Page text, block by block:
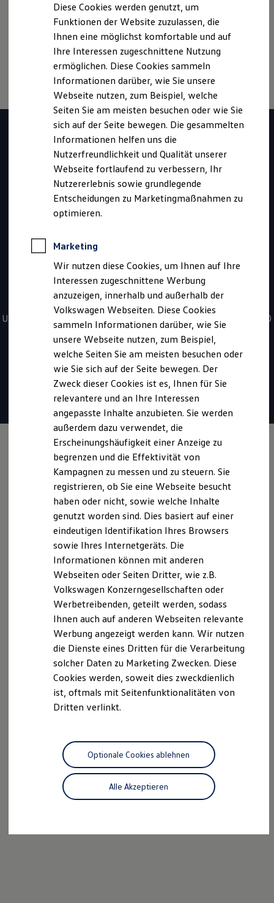
Für Privatkunden
Für Gewerbekunden
Leasing
Für Privatkunden
Für Gewerbekunden
Versicherungen & Garantien
Garantien
Kfz-Versicherung für Nutzfahrzeuge
Restschuldversicherung
Wartungsverträge
Besitzer & Service
Reparatur & Service
Sommer-Special
Reparatur, Pflege & Inspektion
Servicetermin anfragen
Service-Vorteile bei Volkswagen Nutzfahrzeuge
ServicePlus
Economy Service
Räder & Reifen Service
Ersatzfahrzeuge
Software, Konnektivität & Apps
California App
VW Connect für Ihren ID. Buzz
VW Connect für Ihren Transporter/Caravelle
VW Connect für Ihren Amarok
VW Connect für andere Modelle
Connect Pro
Fleet Interface Data
Multistop Pathfinder
Übersicht Software Updates
Hilfreiches für Besitzer
Fahrerassistenz- und Sicherheitssysteme
Kontrollleuchten
Kurzfahrprofile und Ölverdünnung
XTL-Dieselkraftstoff
Ersatzteile und Betriebsflüssigkeiten
Original Zubehör und Lifestyle Produkte
myVolkswagen
myVolkswagen Business
Elektrisch & Autonom
Elektro - & Hybridfahrzeuge
Unser Ansatz
Klimafreundlicher Strom
Reichweite & Ladelösungen
Reichweitensimulator
Ladezeitensimulator
Ladelösungen für Privatkunden
Ladelösungen für Gewerbekunden
Wallbox und Ladekabel
Förderung & Kosten der Elektrofahrzeuge
Fördermöglichkeiten für Privatkunden
Fördermöglichkeiten für Gewerbekunden
Autonomes Fahren
Mehr zum ID. Buzz
Online Beratung
California Club
California Magazin & Ratgeber
Vanlife
California App
California Lifestyle & Zubehör
Übernachten im California
Unternehmen
Karriere
Nachhaltigkeit
Mehr anzeigen (1)
Weitere Fragen? Hier entlang!
Haben Sie Fragen zur
Volkswagen
Nutzfahrzeuge
Fahrzeugssuche?
Kontaktieren Sie uns
0800 - 86 55 79 24 36 *
Sie haben Fragen zur Nutzfahrzeugsuche? Rufen Sie uns an!
Unsere kostenfreien Servicezeiten für Sie sind täglich von 08:00
- 20:00 Uhr.
* Für Anrufer sind Gespräche unter 0800-Rufnummern stets
kostenlos. Alle anfallenden Gebühren trägt Volkswagen
Mail verfassen
Diese Cookies werden genutzt, um
Funktionen der Website zuzulassen, die
Ihnen eine möglichst komfortable und auf
Ihre Interessen zugeschnittene Nutzung
ermöglichen. Diese Cookies sammeln
Informationen darüber, wie Sie unsere
Webseite nutzen, zum Beispiel, welche
Seiten Sie am meisten besuchen oder wie Sie
sich auf der Seite bewegen. Die gesammelten
Informationen helfen uns die
Nutzerfreundlichkeit und Qualität unserer
Webseite fortlaufend zu verbessern, Ihr
Nutzererlebnis sowie grundlegende
Entscheidungen zu Marketingmaßnahmen zu
optimieren.
Marketing
Wir nutzen diese Cookies, um Ihnen auf Ihre
Interessen zugeschnittene Werbung
anzuzeigen, innerhalb und außerhalb der
Volkswagen Webseiten. Diese Cookies
sammeln Informationen darüber, wie Sie
unsere Webseite nutzen, zum Beispiel,
welche Seiten Sie am meisten besuchen oder
wie Sie sich auf der Seite bewegen. Der
Zweck dieser Cookies ist es, Ihnen für Sie
relevantere und an Ihre Interessen
angepasste Inhalte anzubieten. Sie werden
außerdem dazu verwendet, die
Erscheinungshäufigkeit einer Anzeige zu
begrenzen und die Effektivität von
Kampagnen zu messen und zu steuern. Sie
registrieren, ob Sie eine Webseite besucht
haben oder nicht, sowie welche Inhalte
genutzt worden sind. Dies basiert auf einer
eindeutigen Identifikation Ihres Browsers
sowie Ihres Internetgeräts. Die
Informationen können mit anderen
Webseiten oder Seiten Dritter, wie z.B.
Volkswagen Konzerngesellschaften oder
Werbetreibenden, geteilt werden, sodass
Ihnen auch auf anderen Webseiten relevante
Werbung angezeigt werden kann. Wir nutzen
die Dienste eines Dritten für die Verarbeitung
solcher Daten zu Marketing Zwecken. Diese
Cookies werden, soweit dies zweckdienlich
ist, oftmals mit Seitenfunktionalitäten von
Dritten verlinkt.
Alle Akzeptieren
Optionale Cookies ablehnen